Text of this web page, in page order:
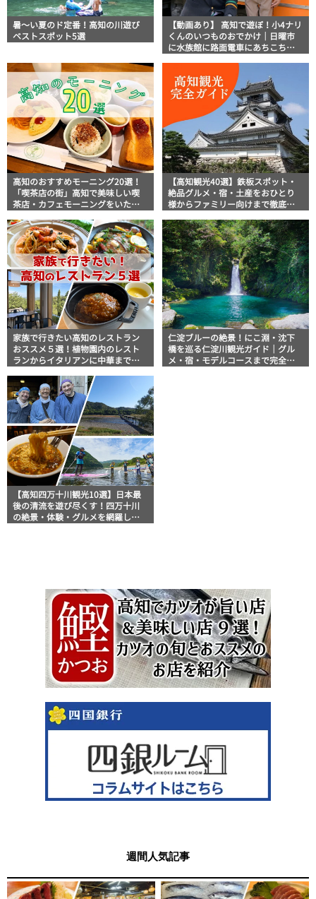
暑～い夏のド定番！高知の川遊び
ベストスポット5選
【動画あり】 高知で遊ぼ！小4ナリ
くんのいつものおでかけ｜日曜市
に水族館に路面電車にあちこち巡
高知のおすすめモーニング20選！
「喫茶店の街」高知で美味しい喫
茶店・カフェモーニングをいただ
【高知観光40選】鉄板スポット・
絶品グルメ・宿・土産をおひとり
様からファミリー向けまで徹底解
家族で行きたい高知のレストラン
おススメ５選！植物園内のレスト
ランからイタリアンに中華まで楽
仁淀ブルーの絶景！にこ淵・沈下
橋を巡る仁淀川観光ガイド｜グル
メ・宿・モデルコースまで完全網
【高知四万十川観光10選】日本最
後の清流を遊び尽くす！四万十川
の絶景・体験・グルメを網羅した
週間人気記事